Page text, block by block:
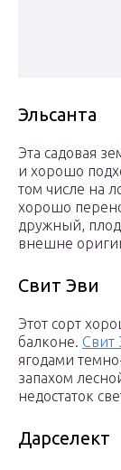
Эльсанта
Эта садовая
и хорошо
том числе на
хорошо
дружный,
внешне
Свит Эви
Этот сорт
балконе. Свит
ягодами
запахом
недостаток
Дарселект